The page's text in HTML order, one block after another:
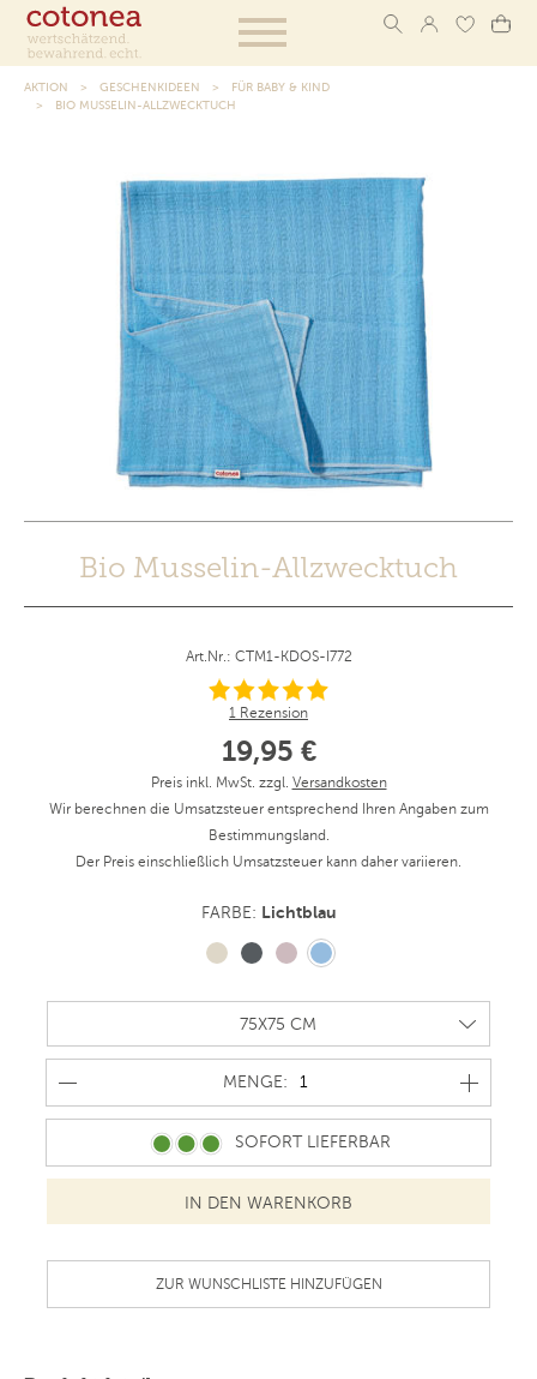
AKTION GESCHENKIDEEN
FÜR BABY & KIND
BIO MUSSELIN-ALLZWECKTUCH
Bio Musselin-Allzwecktuch
Art.Nr.: CTM1-KDOS-I772
1 Rezension
19,95 €
Preis inkl. MwSt. zzgl. Versandkosten
Wir berechnen die Umsatzsteuer entsprechend Ihren Angaben zum
Bestimmungsland.
Der Preis einschließlich Umsatzsteuer kann daher variieren.
FARBE: Lichtblau
MENGE: MENGE
SOFORT LIEFERBAR
ZUR WUNSCHLISTE HINZUFÜGEN